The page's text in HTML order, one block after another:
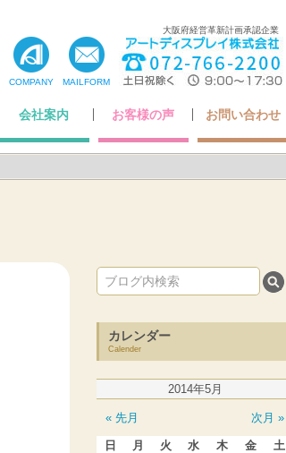
大阪府経営革新計画承認企業
COMPANY MAILFORM
会社案内 お客様の声 お問い合わせ
カレンダー
Calender
2014年5月
« 先月 次月 »
日 月 火 水 木 金
土